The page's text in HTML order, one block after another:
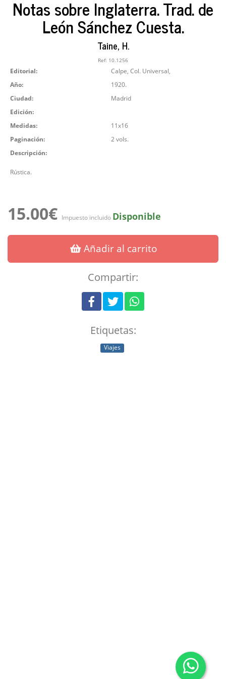
Notas sobre Inglaterra. Trad. de
León Sánchez Cuesta.
Taine, H.
Ref: 10.1256
Editorial:
Calpe, Col. Universal,
Año:
1920.
Ciudad:
Madrid
Edición:
Medidas:
11x16
Paginación:
2 vols.
Descripción:
Rústica.
15.00€ Impuesto incluido Disponible
Añadir al carrito
Compartir:
Etiquetas:
Viajes